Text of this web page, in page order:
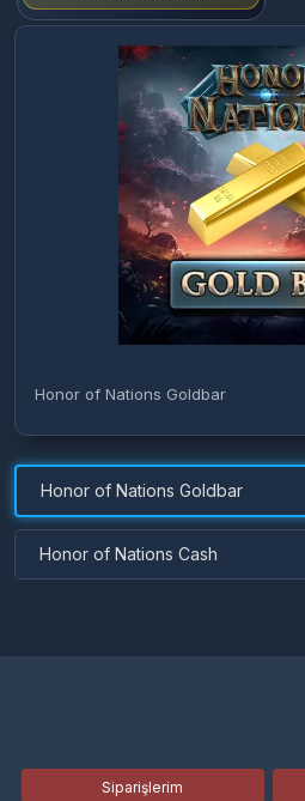
Honor of Nations Goldbar
Honor of Nations Goldbar
Honor of Nations Cash
Siparişlerim